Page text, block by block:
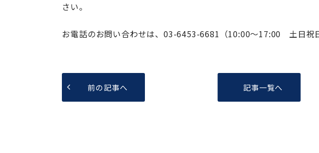
さい。
お電話のお問い合わせは、03-6453-6681（10:00～17:00 土日祝
前の記事へ 記事一覧へ